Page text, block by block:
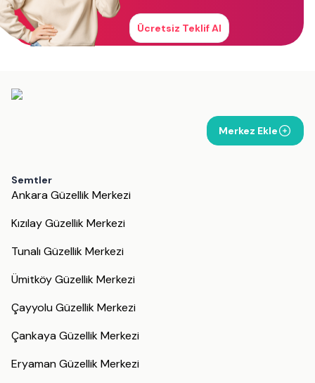
Ücretsiz Teklif Al
Merkez Ekle
Semtler
Ankara Güzellik Merkezi
Kızılay Güzellik Merkezi
Tunalı Güzellik Merkezi
Ümitköy Güzellik Merkezi
Çayyolu Güzellik Merkezi
Çankaya Güzellik Merkezi
Eryaman Güzellik Merkezi